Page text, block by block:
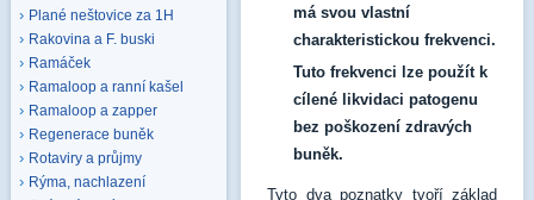
Plané neštovice za 1H
Rakovina a F. buski
Ramáček
Ramaloop a ranní kašel
Ramaloop a zapper
Regenerace buněk
Rotaviry a průjmy
Rýma, nachlazení
má svou vlastní
charakteristickou frekvenci.
Tuto frekvenci lze použít k
cílené likvidaci patogenu
bez poškození zdravých
buněk.
Tyto dva poznatky tvoří základ